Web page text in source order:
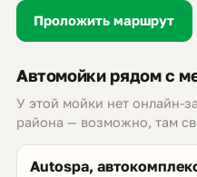
Проложить маршрут
Автомойки рядом с
У этой мойки нет онлайн-
района — возможно, там
Autospa,